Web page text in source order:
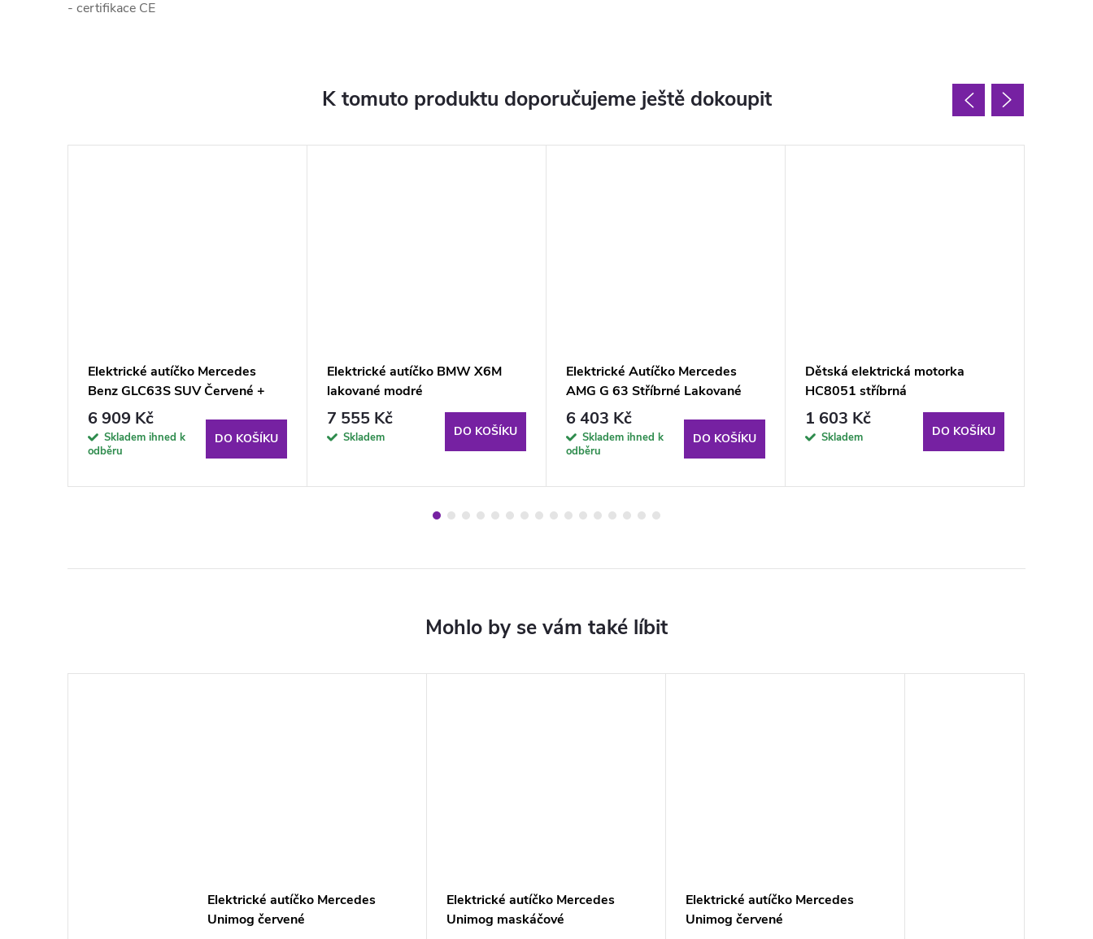
- certifikace CE
K tomuto produktu doporučujeme ještě dokoupit
Elektrické autíčko Mercedes
Benz GLC63S SUV Červené +
Dálkové ovládání
6 909 Kč
Skladem ihned k
odběru
DO KOŠÍKU
Elektrické autíčko BMW X6M
lakované modré
7 555 Kč
Skladem DO KOŠÍKU
Elektrické Autíčko Mercedes
AMG G 63 Stříbrné Lakované
6 403 Kč
Skladem ihned k
odběru
DO KOŠÍKU
Dětská elektrická motorka
HC8051 stříbrná
1 603 Kč
Skladem DO KOŠÍKU
Elektrické autíčko Mercedes
Unimog červené
Elektrické autíčko Mercedes
Unimog maskáčové
Elektrické autíčko Mercedes
Unimog červené